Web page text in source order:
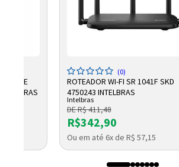
DE
(0)
ROTEADOR WI-FI SR 1041F SKD
4750243 INTELBRAS
Intelbras
DE R$ 411,48
R$342,90
Ou em até 6x de R$ 57,15